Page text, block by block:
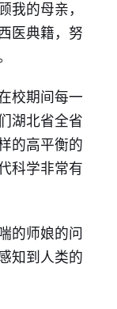
我的母亲，
医典籍，努
校期间每一
湖北省全省
的高平衡的
科学非常有
的师娘的问
知到人类的